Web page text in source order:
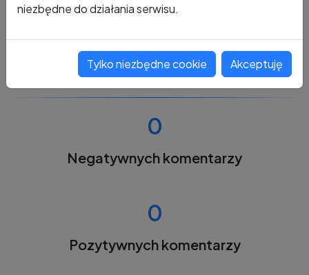
0
Negatywnych komentarzy
0
Pozytywnych komentarzy
niezbędne do działania serwisu.
Tylko niezbędne cookie Akceptuję